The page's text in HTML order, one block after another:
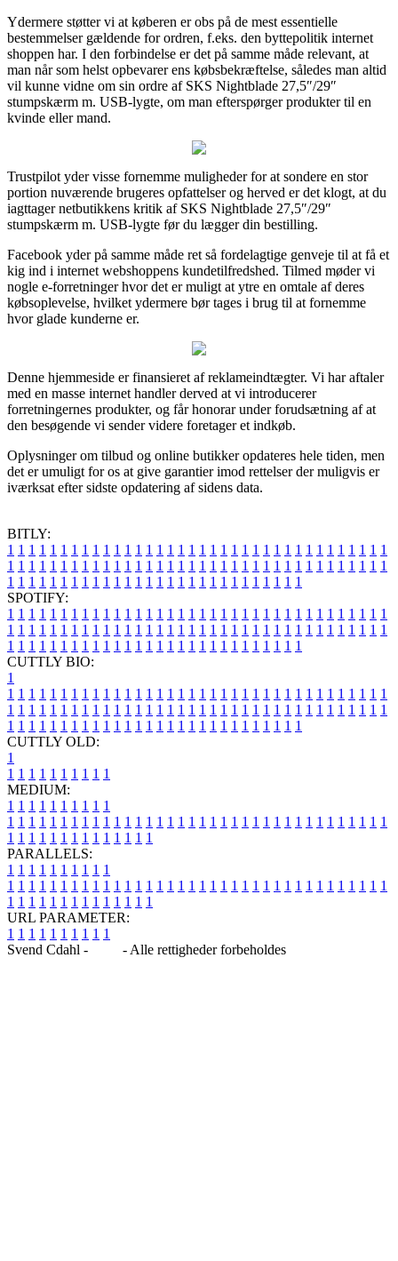
Ydermere støtter vi at køberen er obs på de mest essentielle
bestemmelser gældende for ordren, f.eks. den byttepolitik internet
shoppen har. I den forbindelse er det på samme måde relevant, at
man når som helst opbevarer ens købsbekræftelse, således man altid
vil kunne vidne om sin ordre af SKS Nightblade 27,5″/29″
stumpskærm m. USB-lygte, om man efterspørger produkter til en
kvinde eller mand.
Trustpilot yder visse fornemme muligheder for at sondere en stor
portion nuværende brugeres opfattelser og herved er det klogt, at du
iagttager netbutikkens kritik af SKS Nightblade 27,5″/29″
stumpskærm m. USB-lygte før du lægger din bestilling.
Facebook yder på samme måde ret så fordelagtige genveje til at få et
kig ind i internet webshoppens kundetilfredshed. Tilmed møder vi
nogle e-forretninger hvor det er muligt at ytre en omtale af deres
købsoplevelse, hvilket ydermere bør tages i brug til at fornemme
hvor glade kunderne er.
Denne hjemmeside er finansieret af reklameindtægter. Vi har aftaler
med en masse internet handler derved at vi introducerer
forretningernes produkter, og får honorar under forudsætning af at
den besøgende vi sender videre foretager et indkøb.
Oplysninger om tilbud og online butikker opdateres hele tiden, men
det er umuligt for os at give garantier imod rettelser der muligvis er
iværksat efter sidste opdatering af sidens data.
BITLY:
1 1 1 1 1 1 1 1 1 1 1 1 1 1 1 1 1 1 1 1 1 1 1 1 1 1 1 1 1 1 1 1 1 1 1 1
1 1 1 1 1 1 1 1 1 1 1 1 1 1 1 1 1 1 1 1 1 1 1 1 1 1 1 1 1 1 1 1 1 1 1 1
1 1 1 1 1 1 1 1 1 1 1 1 1 1 1 1 1 1 1 1 1 1 1 1 1 1 1 1
SPOTIFY:
1 1 1 1 1 1 1 1 1 1 1 1 1 1 1 1 1 1 1 1 1 1 1 1 1 1 1 1 1 1 1 1 1 1 1 1
1 1 1 1 1 1 1 1 1 1 1 1 1 1 1 1 1 1 1 1 1 1 1 1 1 1 1 1 1 1 1 1 1 1 1 1
1 1 1 1 1 1 1 1 1 1 1 1 1 1 1 1 1 1 1 1 1 1 1 1 1 1 1 1
CUTTLY BIO:
1
1 1 1 1 1 1 1 1 1 1 1 1 1 1 1 1 1 1 1 1 1 1 1 1 1 1 1 1 1 1 1 1 1 1 1 1
1 1 1 1 1 1 1 1 1 1 1 1 1 1 1 1 1 1 1 1 1 1 1 1 1 1 1 1 1 1 1 1 1 1 1 1
1 1 1 1 1 1 1 1 1 1 1 1 1 1 1 1 1 1 1 1 1 1 1 1 1 1 1 1
CUTTLY OLD:
1
1 1 1 1 1 1 1 1 1 1
MEDIUM:
1 1 1 1 1 1 1 1 1 1
1 1 1 1 1 1 1 1 1 1 1 1 1 1 1 1 1 1 1 1 1 1 1 1 1 1 1 1 1 1 1 1 1 1 1 1
1 1 1 1 1 1 1 1 1 1 1 1 1 1
PARALLELS:
1 1 1 1 1 1 1 1 1 1
1 1 1 1 1 1 1 1 1 1 1 1 1 1 1 1 1 1 1 1 1 1 1 1 1 1 1 1 1 1 1 1 1 1 1 1
1 1 1 1 1 1 1 1 1 1 1 1 1 1
URL PARAMETER:
1 1 1 1 1 1 1 1 1 1
Svend Cdahl -
- Alle rettigheder forbeholdes